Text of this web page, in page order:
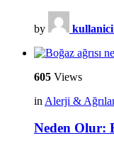
by
605 Views
in Alerji &
Neden Olur: